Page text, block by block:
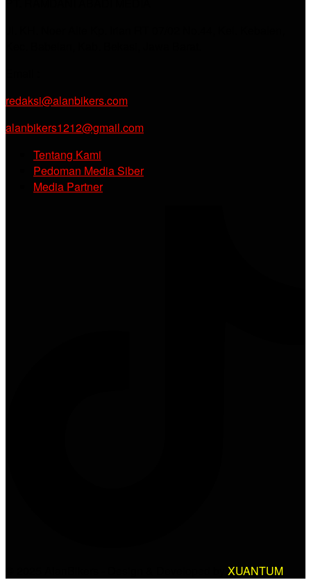
redaksi@alanbikers.com
alanbikers1212@gmail.com
Tentang Kami
Pedoman Media Siber
Media Partner
XUANTUM